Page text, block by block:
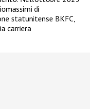
di
statunitense BKFC,
carriera